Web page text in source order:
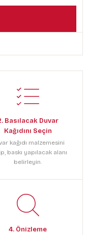
Basılacak Duvar
Kağıdını Seçin
kağıdı malzemesini
baskı yapılacak alanı
belirleyin.
4. Önizleme